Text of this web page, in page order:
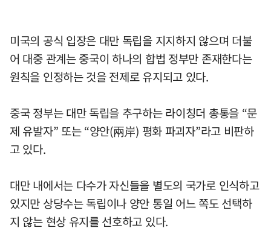
미국의 공식 입장은 대만 독립을 지지하지 않으며 더불
어 대중 관계는 중국이 하나의 합법 정부만 존재한다는
원칙을 인정하는 것을 전제로 유지되고 있다.
중국 정부는 대만 독립을 추구하는 라이칭더 총통을 “문
제 유발자” 또는 “양안(兩岸) 평화 파괴자”라고 비판하
고 있다.
대만 내에서는 다수가 자신들을 별도의 국가로 인식하고
있지만 상당수는 독립이나 양안 통일 어느 쪽도 선택하
지 않는 현상 유지를 선호하고 있다.